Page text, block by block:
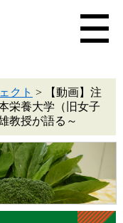
クト >
【動画】注
栄養大学（旧女子
教授が語る～